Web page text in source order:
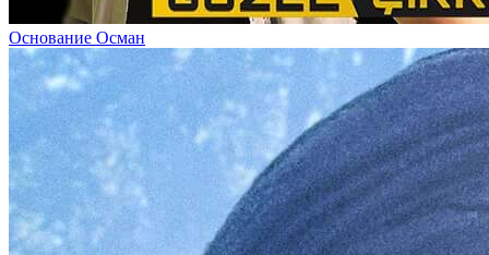
Основание Осман